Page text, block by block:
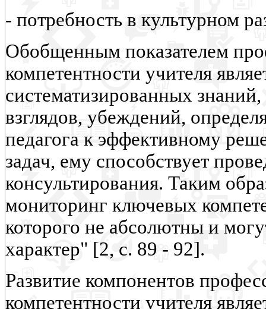
- потребность в культурном
Обобщенным показателем
компетентности учителя
систематизированных
взглядов, убеждений,
педагога к эффективному
задач, ему способствует
консультирования. Таким
мониторинг ключевых
которого не абсолютны и
характер" [2, с. 89 - 92].
Развитие компонентов
компетентности учителя